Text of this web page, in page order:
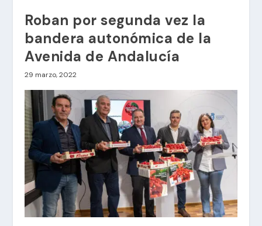
Roban por segunda vez la
bandera autonómica de la
Avenida de Andalucía
29 marzo, 2022